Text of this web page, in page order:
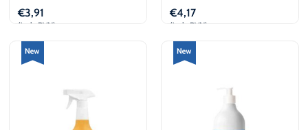
€3,91
(iesk. PVN)
€4,17
(iesk. PVN)